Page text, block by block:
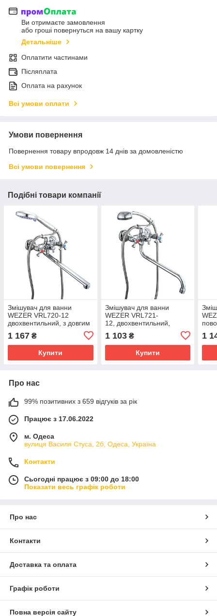
Ви отримаєте замовлення
або гроші повернуться на вашу картку
Детальніше
Оплатити частинами
Післяплата
Оплата на рахунок
Всі умови оплати
Умови повернення
Повернення товару впродовж 14 днів за домовленістю
Всі умови повернення
Подібні товари компанії
Змішувач для ванни
WEZER VRL720-12
двохвентильний, з довгим
1 167 ₴
Купити
Змішувач для ванни
WEZER VRL721-
12, двохвентильний,
поворотний, Ø 35, хром
1 103₴
Купити
1
Про нас
99% позитивних з 659 відгуків за рік
Працює з 17.06.2022
м. Одеса
вулиця Василя Стуса, 2б, Одеса, Україна
Контакти
Сьогодні працює з 09:00 до 18:00
Показати весь графік роботи
Про нас
Контакти
Доставка та оплата
Графік роботи
Повна версія сайту